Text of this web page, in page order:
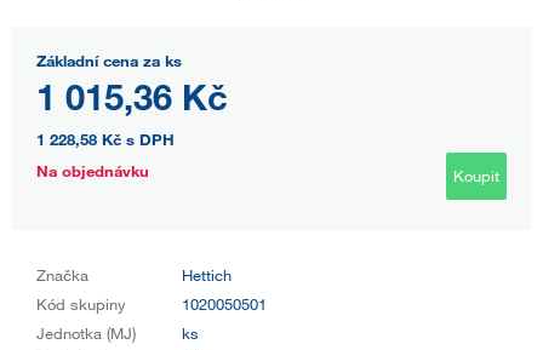
Základní cena za ks
1 015,36 Kč
1 228,58 Kč s DPH
Na objednávku
Koupit
Značka
Hettich
Kód skupiny
1020050501
Jednotka (MJ)
ks